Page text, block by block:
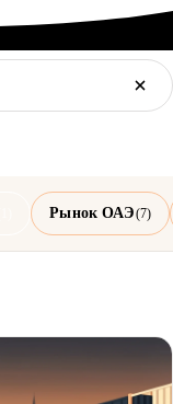
Рынок ОАЭ(7)